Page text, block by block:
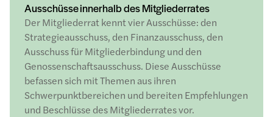
Ausschüsse innerhalb des Mitgliederrates
Der Mitgliederrat kennt vier Ausschüsse: den
Strategieausschuss, den Finanzausschuss, den
Ausschuss für Mitgliederbindung und den
Genossenschaftsausschuss. Diese Ausschüsse
befassen sich mit Themen aus ihren
Schwerpunktbereichen und bereiten Empfehlungen
und Beschlüsse des Mitgliederrates vor.